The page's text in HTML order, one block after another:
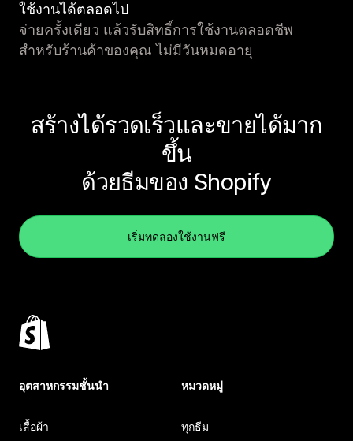
ใช้งานได้ตลอดไป
จ่ายครั้งเดียว แล้วรับสิทธิ์การใช้งานตลอดชีพ
สำหรับร้านค้าของคุณ ไม่มีวันหมดอายุ
สร้างได้รวดเร็วและขายได้มาก
ขึ้น
ด้วยธีมของ Shopify
เริ่มทดลองใช้งานฟรี
อุตสาหกรรมชั้นนำ
เสื้อผ้า
หมวดหมู่
ทุกธีม